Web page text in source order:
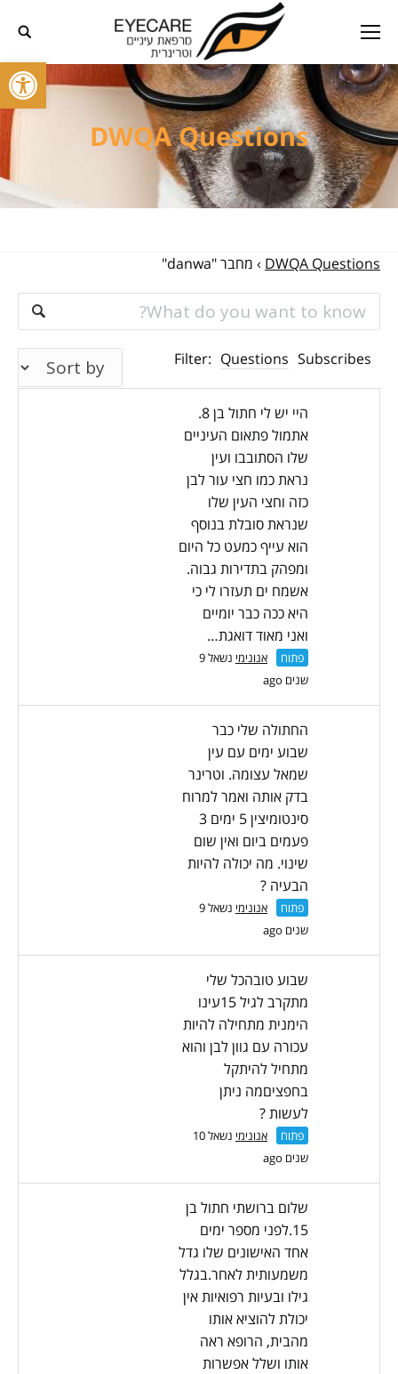
פתח
DWQA Questions
DWQA Questions
› מחבר "danwa"
Filter: Questions Subscribes
היי יש לי חתול בן 8.
אתמול פתאום העיניים
שלו הסתובבו ועין
נראת כמו חצי עור לבן
כזה וחצי העין שלו
שנראת סובלת בנוסף
הוא עייף כמעט כל היום
ומפהק בתדירות גבוה.
אשמח ים תעזרו לי כי
היא ככה כבר יומיים
ואני מאוד דואגת…
פתוח אנונימי
נשאל 9
שנים ago
החתולה שלי כבר
שבוע ימים עם עין
שמאל עצומה. וטרינר
בדק אותה ואמר למרוח
סינטומיצין 5 ימים 3
פעמים ביום ואין שום
שינוי. מה יכולה להיות
הבעיה ?
פתוח אנונימי
נשאל 9
שנים ago
שבוע טובהכל שלי
מתקרב לגיל 15עינו
הימנית מתחילה להיות
עכורה עם גוון לבן והוא
מתחיל להיתקל
בחפציםמה ניתן
לעשות ?
פתוח אנונימי
נשאל 10
שנים ago
שלום ברושתי חתול בן
15.לפני מספר ימים
אחד האישונים שלו גדל
משמעותית לאחר.בגלל
גילו ובעיות רפואיות אין
יכולת להוציא אותו
מהבית, הרופא ראה
אותו ושלל אפשרות